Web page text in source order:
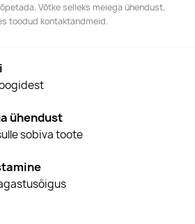
Võtke selleks meiega ühendust,
toodud kontaktandmeid.
ühendust
sobiva toote